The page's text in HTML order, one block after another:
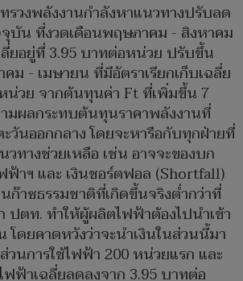
รวงพลังงานกำลังหาแนวทางปรับลด
บัน ที่งวดเดือนพฤษภาคม - สิงหาคม
ลี่ยอยู่ที่ 3.95 บาทต่อหน่วย ปรับขึ้น
ม - เมษายน ที่มีอัตราเรียกเก็บเฉลี่ย
น่วย จากต้นทุนค่า Ft ที่เพิ่มขึ้น 7
มผลกระทบต้นทุนราคาพลังงานที่
วันออกกลาง โดยจะหารือกับทุกฝ่ายที่
วทางช่วยเหลือ เช่น อาจจะของบก
ฟฟ้าฯ และ เงินชอร์ตฟอล (Shortfall)
าซธรรมชาติที่เกิดขึ้นจริงต่ำกว่าที่
ปตท. ทำให้ผู้ผลิตไฟฟ้าต้องไปนำเข้า
โดยคาดหวังว่าจะนำเงินในส่วนนี้มา
นการใช้ไฟฟ้า 200 หน่วยแรก และ
ฟฟ้าเฉลี่ยลดลงจาก 3.95 บาทต่อ